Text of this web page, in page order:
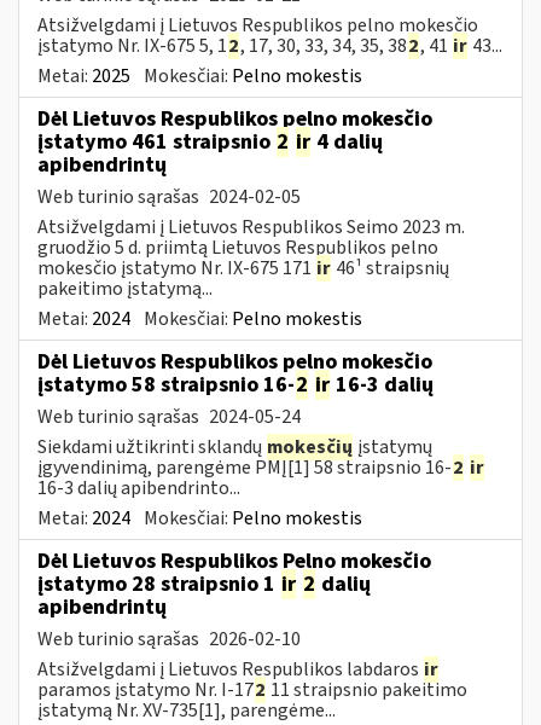
Atsižvelgdami į Lietuvos Respublikos pelno mokesčio
įstatymo Nr. IX-675 5, 12, 17, 30, 33, 34, 35, 382, 41 ir 43...
Metai: 2025 Mokesčiai: Pelno mokestis
Dėl Lietuvos Respublikos pelno mokesčio
įstatymo 461 straipsnio 2 ir 4 dalių
apibendrintų
Web turinio sąrašas 2024-02-05
Atsižvelgdami į Lietuvos Respublikos Seimo 2023 m.
gruodžio 5 d. priimtą Lietuvos Respublikos pelno
mokesčio įstatymo Nr. IX-675 171 ir 46¹ straipsnių
pakeitimo įstatymą...
Metai: 2024 Mokesčiai: Pelno mokestis
Dėl Lietuvos Respublikos pelno mokesčio
įstatymo 58 straipsnio 16-2 ir 16-3 dalių
Web turinio sąrašas 2024-05-24
Siekdami užtikrinti sklandų mokesčių įstatymų
įgyvendinimą, parengėme PMĮ[1] 58 straipsnio 16-2 ir
16-3 dalių apibendrinto...
Metai: 2024 Mokesčiai: Pelno mokestis
Dėl Lietuvos Respublikos Pelno mokesčio
įstatymo 28 straipsnio 1 ir 2 dalių
apibendrintų
Web turinio sąrašas 2026-02-10
Atsižvelgdami į Lietuvos Respublikos labdaros ir
paramos įstatymo Nr. I-172 11 straipsnio pakeitimo
įstatymą Nr. XV-735[1], parengėme...